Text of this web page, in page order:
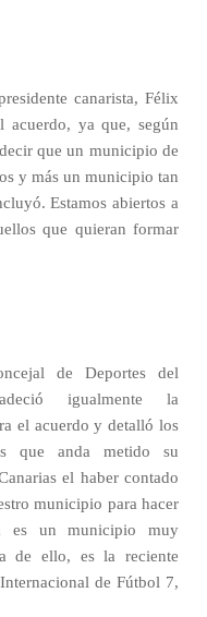
canarista, Félix
acuerdo, ya que, según
que un municipio de
y más un municipio tan
Estamos abiertos a
que quieran formar
de Deportes del
igualmente la
el acuerdo y detalló los
que anda metido su
el haber contado
municipio para hacer
es un municipio muy
de ello, es la reciente
de Fútbol 7,